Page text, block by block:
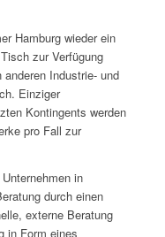
Hamburg wieder ein
zur Verfügung
Industrie- und
Einziger
Kontingents werden
pro Fall zur
in
durch einen
externe Beratung
in Form eines